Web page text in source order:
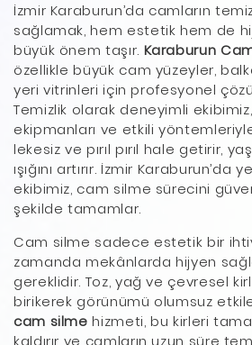
İzmir Karaburun’da camların
sağlamak, hem estetik hem de
büyük önem taşır. Karaburun
özellikle büyük cam yüzeyler,
yeri vitrinleri için profesyonel
Temizlik olarak deneyimli
ekipmanları ve etkili yöntemleriyle
lekesiz ve pırıl pırıl hale getirir,
ışığını artırır. İzmir
ekibimiz, cam silme sürecini
şekilde tamamlar.
Cam silme sadece estetik bir
zamanda mekânlarda hijyen
gereklidir. Toz, yağ ve çevresel
birikerek görünümü olumsuz
cam silme hizmeti, bu kirleri
kaldırır ve camların uzun süre